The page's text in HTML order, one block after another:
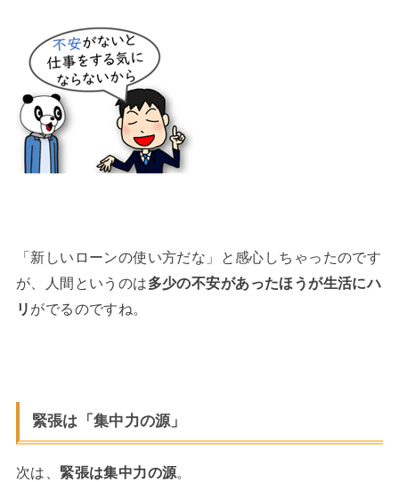
「新しいローンの使い方だな」と感心しちゃったのです
が、人間というのは多少の不安があったほうが生活にハ
リ がでるのですね。
緊張は「集中力の源」
次は、 緊張は集中力の源。